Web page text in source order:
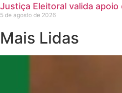
Justiça Eleitoral valida
5 de agosto de 2026
Mais Lidas